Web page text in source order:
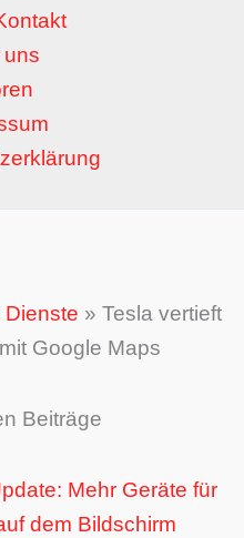
uns
» Tesla vertieft
Google Maps
Beiträge
Mehr Geräte für
dem Bildschirm